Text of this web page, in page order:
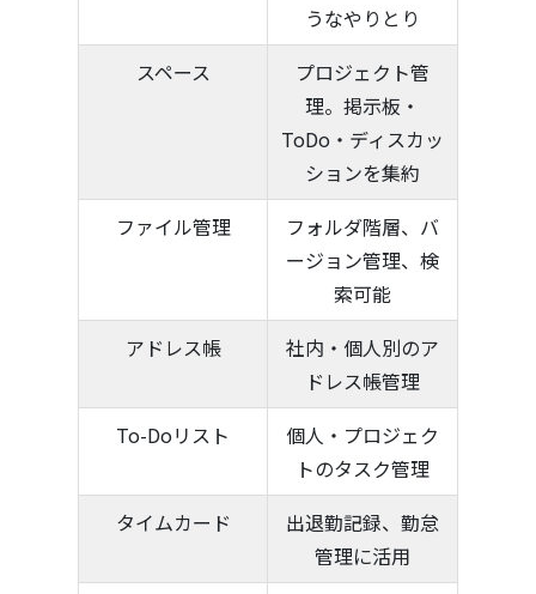
うなやりとり
スペース
プロジェクト管
理。掲示板・
ToDo・ディスカッ
ションを集約
ファイル管理
フォルダ階層、バ
ージョン管理、検
索可能
アドレス帳
社内・個人別のア
ドレス帳管理
To-Doリスト
個人・プロジェク
トのタスク管理
タイムカード
出退勤記録、勤怠
管理に活用